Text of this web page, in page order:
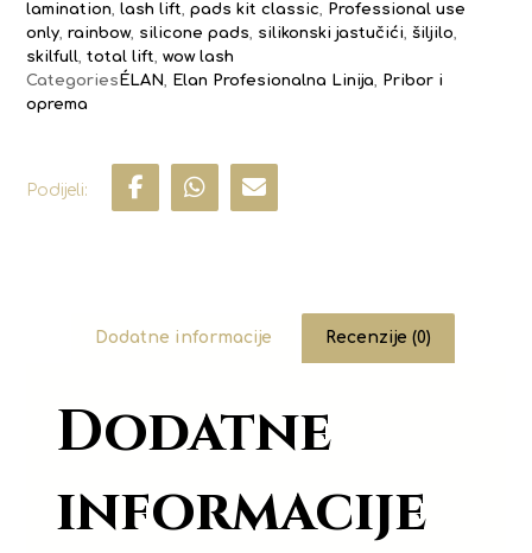
lamination,lash lift,pads kit classic, Professional use
only,rainbow, silicone pads, silikonski jastučići,šiljilo,
skilfull,total lift,wow lash
Categories ÉLAN, Elan Profesionalna Linija, Pribor i
oprema
Dodatne informacije Recenzije (0)
Dodatne
informacije